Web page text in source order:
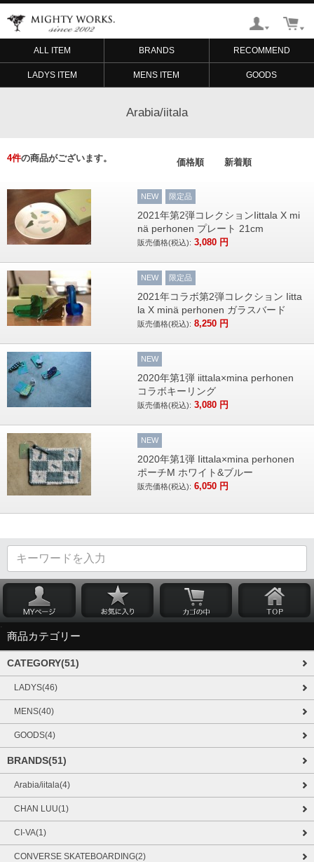
ALL ITEM BRANDS RECOMMEND
LADYS ITEM MENS ITEM GOODS
Arabia/iitala
4件の商品がございます。 価格順 新着順
NEW 限定品
2021年第2弾コレクションIittala X mi
nä perhonen プレート 21cm
販売価格(税込): 3,080 円
NEW 限定品
2021年コラボ第2弾コレクション Iitta
la X minä perhonen ガラスバード
販売価格(税込): 8,250 円
NEW
2020年第1弾 iittala×mina perhonen
コラボキーリング
販売価格(税込): 3,080 円
NEW
2020年第1弾 Iittala×mina perhonen
ポーチM ホワイト&ブルー
販売価格(税込): 6,050 円
商品カテゴリー
CATEGORY(51)
LADYS(46)
MENS(40)
GOODS(4)
BRANDS(51)
Arabia/iitala(4)
CHAN LUU(1)
CI-VA(1)
CONVERSE SKATEBOARDING(2)